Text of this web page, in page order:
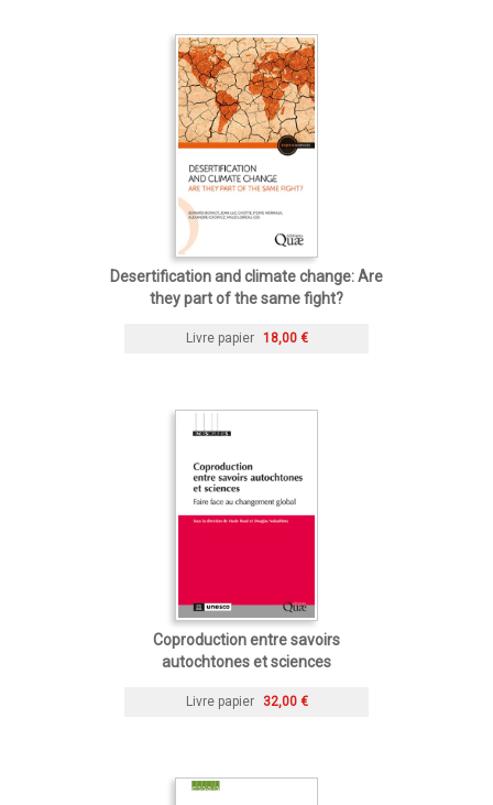
Desertification and climate change: Are
they part of the same fight?
Livre papier 18,00 €
Coproduction entre savoirs
autochtones et sciences
Livre papier 32,00 €